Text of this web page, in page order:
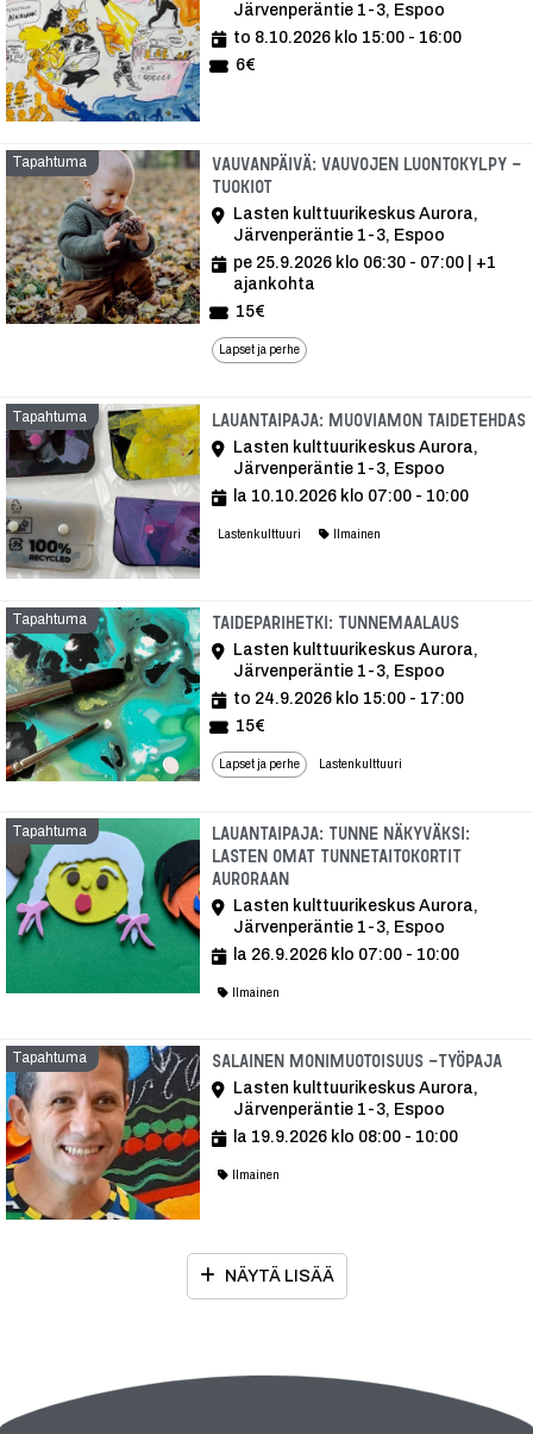
Järvenperäntie 1-3, Espoo
to 8.10.2026 klo 15:00 - 16:00
6€
Tapahtuma
Vauvanpäivä: Vauvojen luontokylpy -
tuokiot
Lasten kulttuurikeskus Aurora,
Järvenperäntie 1-3, Espoo
pe 25.9.2026 klo 06:30 - 07:00 | +1
ajankohta
15€
Lapset ja perhe
Tapahtuma Lauantaipaja: Muoviamon taidetehdas
Lasten kulttuurikeskus Aurora,
Järvenperäntie 1-3, Espoo
la 10.10.2026 klo 07:00 - 10:00
Lastenkulttuuri Ilmainen
Tapahtuma Taideparihetki: Tunnemaalaus
Lasten kulttuurikeskus Aurora,
Järvenperäntie 1-3, Espoo
to 24.9.2026 klo 15:00 - 17:00
15€
Lapset ja perhe Lastenkulttuuri
Tapahtuma
Lauantaipaja: Tunne näkyväksi:
Lasten omat tunnetaitokortit
Auroraan
Lasten kulttuurikeskus Aurora,
Järvenperäntie 1-3, Espoo
la 26.9.2026 klo 07:00 - 10:00
Ilmainen
Tapahtuma Salainen monimuotoisuus -työpaja
Lasten kulttuurikeskus Aurora,
Järvenperäntie 1-3, Espoo
la 19.9.2026 klo 08:00 - 10:00
Ilmainen
NÄYTÄ LISÄÄ